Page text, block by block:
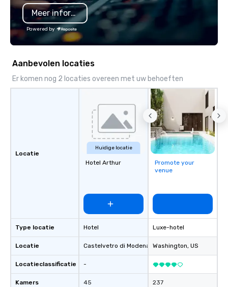
Meer informatie
Powered by
Aanbevolen locaties
Er komen nog 2 locaties overeen met uw behoeften
Locatie
Type locatie
Locatie
Locatieclassificatie
Kamers
Huidige locatie
Hotel Arthur
Hotel
Castelvetro di Modena , IT
-
45
Promote your
venue
Luxe-hotel
Washington, US
237